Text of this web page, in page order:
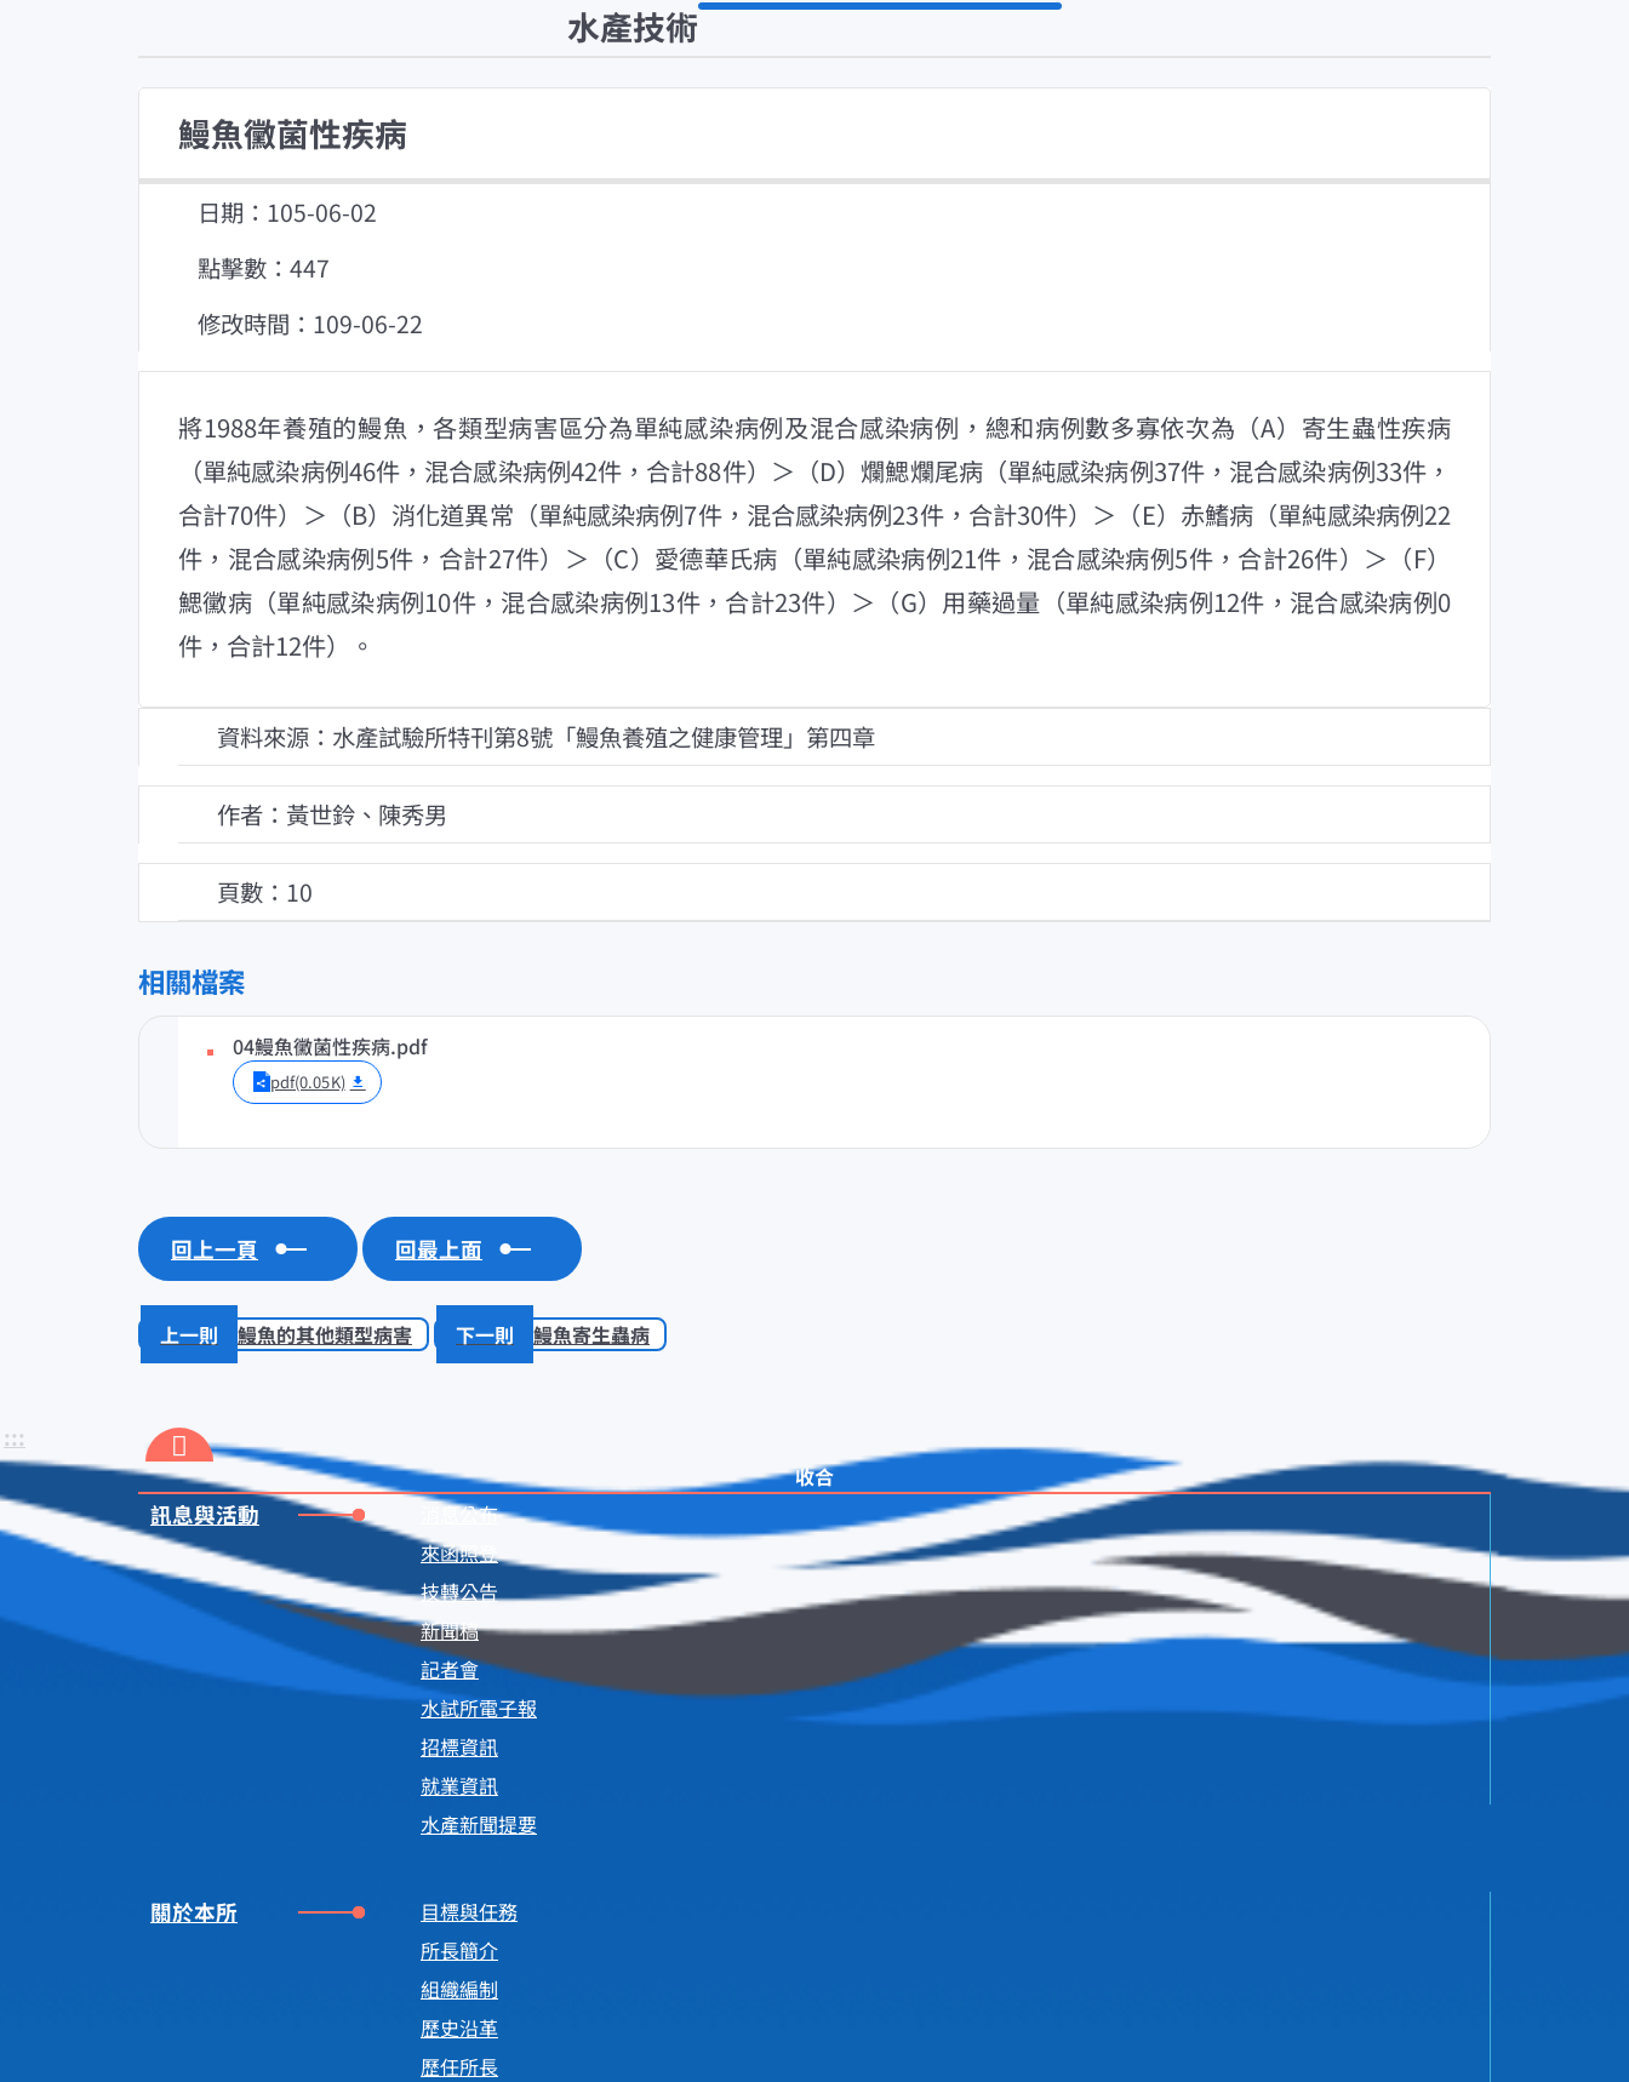
水產技術
鰻魚黴菌性疾病
日期：105-06-02
點擊數：447
修改時間：109-06-22
將1988年養殖的鰻魚，各類型病害區分為單純感染病例及混合感染病例，總和病例數多寡依次為（A）寄生蟲性疾病
（單純感染病例46件，混合感染病例42件，合計88件）＞（D）爛鰓爛尾病（單純感染病例37件，混合感染病例33件，
合計70件）＞（B）消化道異常（單純感染病例7件，混合感染病例23件，合計30件）＞（E）赤鰭病（單純感染病例22
件，混合感染病例5件，合計27件）＞（C）愛德華氏病（單純感染病例21件，混合感染病例5件，合計26件）＞（F）
鰓黴病（單純感染病例10件，混合感染病例13件，合計23件）＞（G）用藥過量（單純感染病例12件，混合感染病例0
件，合計12件）。
資料來源：水產試驗所特刊第8號「鰻魚養殖之健康管理」第四章
作者：黃世鈴、陳秀男
頁數：10
相關檔案
04鰻魚黴菌性疾病.pdf
pdf(0.05K)
回上一頁 回最上面
鰻魚的其他類型病害 鰻魚寄生蟲病
:::
收合
訊息與活動
消息公布
來函照登
技轉公告
新聞稿
記者會
水試所電子報
招標資訊
就業資訊
水產新聞提要
關於本所
目標與任務
所長簡介
組織編制
歷史沿革
歷任所長